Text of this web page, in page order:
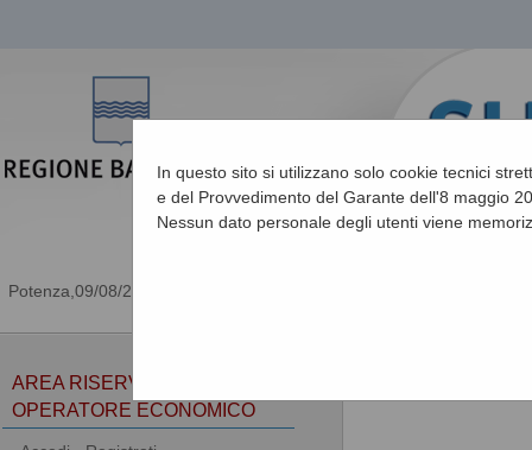
09/08/2026 16:58
In questo sito si utilizzano solo cookie tecnici
e del Provvedimento del Garante dell'8 maggio
Nessun dato personale degli utenti viene
AREA RISERVATA
OPERATORE ECONOMICO